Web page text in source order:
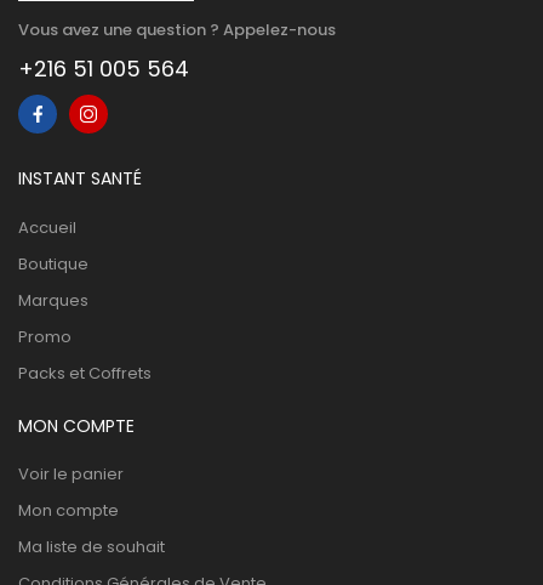
Vous avez une question ? Appelez-nous
+216 51 005 564
INSTANT SANTÉ
Accueil
Boutique
Marques
Promo
Packs et Coffrets
MON COMPTE
Voir le panier
Mon compte
Ma liste de souhait